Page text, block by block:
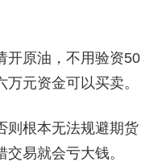
开原油，不用验资50
元资金可以买卖。
则根本无法规避期货
易就会亏大钱。